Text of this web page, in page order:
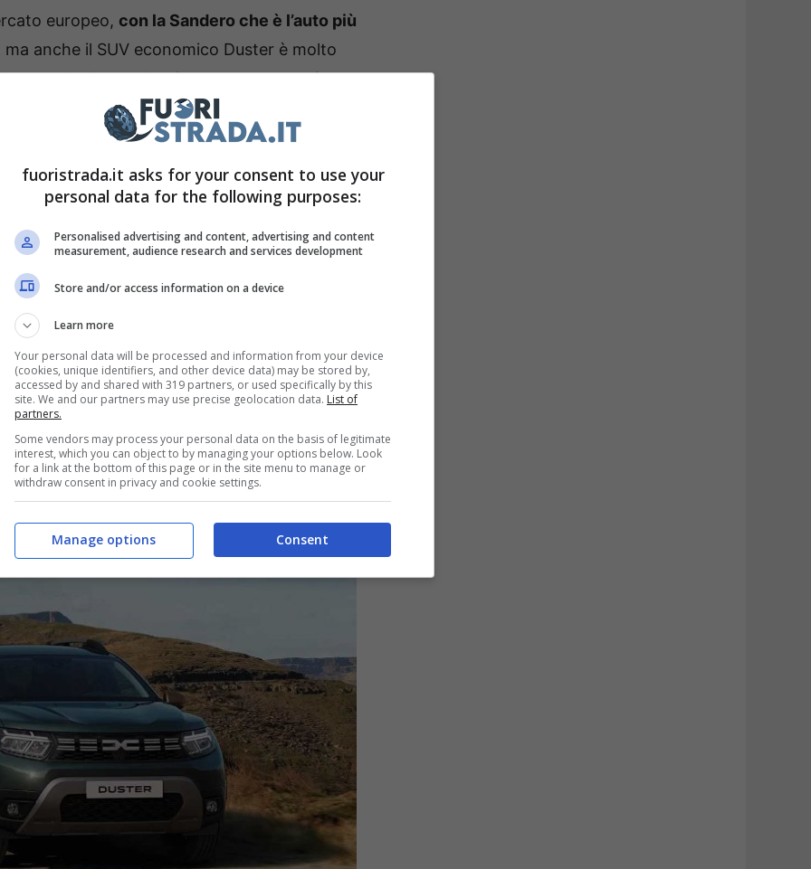
europeo, con la Sandero che è l’auto più
ma anche il SUV economico Duster è molto
anche l’auto elettrica meno costosa in
a meno di 18.000 euro. Nelle prossime
questo costruttore, che si legano ad un’altra
una Dacia? Così cambia davvero tutto
arriva l’auto: tutta la procedura
ha cambiato tutto
con l’obiettivo di realizzare auto che, per
ed economiche, in modo da modernizzare
degli spostamenti e dell’automotive.Le
di un produttore straniero, e fu scelta la
fuoristrada.it asks for your consent to use your
personal data for the following purposes:
Personalised advertising and content, advertising and content
measurement, audience research and services development
Store and/or access information on a device
Learn more
Your personal data will be processed and information from your device
(cookies, unique identifiers, and other device data) may be stored by,
accessed by and shared with 319 partners, or used specifically by this
site. We and our partners may use precise geolocation data. List of
partners.
Some vendors may process your personal data on the basis of legitimate
interest, which you can object to by managing your options below. Look
for a link at the bottom of this page or in the site menu to manage or
withdraw consent in privacy and cookie settings.
Consent
Manage options